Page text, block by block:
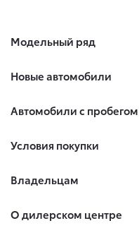
Модельный ряд
Новые автомобили
Автомобили с пробегом
Условия покупки
Владельцам
О дилерском центре